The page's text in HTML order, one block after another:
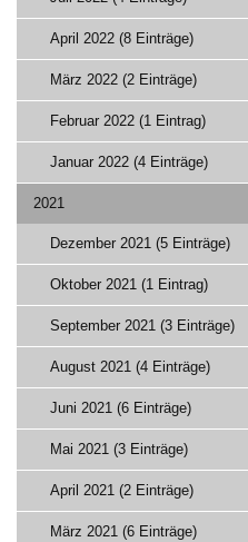
April 2022 (8 Einträge)
März 2022 (2 Einträge)
Februar 2022 (1 Eintrag)
Januar 2022 (4 Einträge)
2021
Dezember 2021 (5 Einträge)
Oktober 2021 (1 Eintrag)
September 2021 (3 Einträge)
August 2021 (4 Einträge)
Juni 2021 (6 Einträge)
Mai 2021 (3 Einträge)
April 2021 (2 Einträge)
März 2021 (6 Einträge)